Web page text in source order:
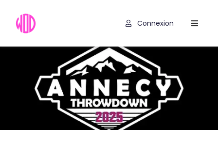
Programmes
Connexion